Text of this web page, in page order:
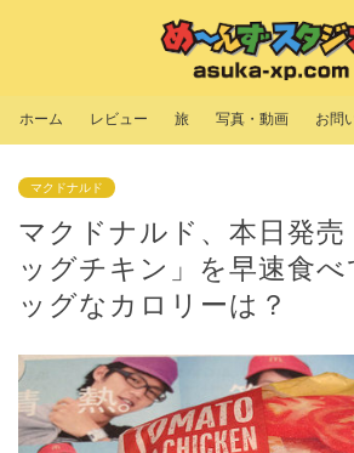
ホーム レビュー 旅 写真・動画 お問
マクドナルド
マクドナルド、本日発
ッグチキン」を早速食
ッグなカロリーは？